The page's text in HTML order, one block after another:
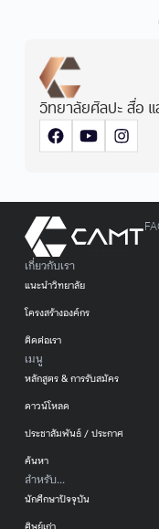
วิทยาลัยศิลปะ สื่อ แ
เกี่ยวกับเรา
แนะนำวิทยาลัย
โครงสร้างองค์กร
ติดต่อเรา
เมนู
หลักสูตร & การรับสมัคร
ดาวน์โหลด
ประชาสัมพันธ์ / ประกาศ
ค้นหา
สำหรับ...
นักศึกษาปัจจุบัน